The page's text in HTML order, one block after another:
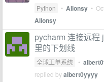
Python • Allonsy •
Allonsy
pycharm 连接远程
里的下划线
全球工单系统 •
replied byalbert0yyyy